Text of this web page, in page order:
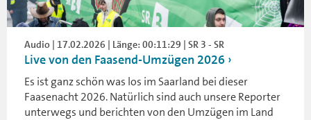
Audio | 17.02.2026 | Länge: 00:11:29 | SR 3 - SR
Live von den Faasend-Umzügen 2026
Es ist ganz schön was los im Saarland bei dieser
Faasenacht 2026. Natürlich sind auch unsere Reporter
unterwegs und berichten von den Umzügen im Land